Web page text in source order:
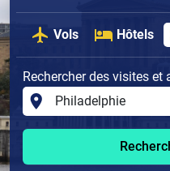
Vols Hôtels
Rechercher des visites et